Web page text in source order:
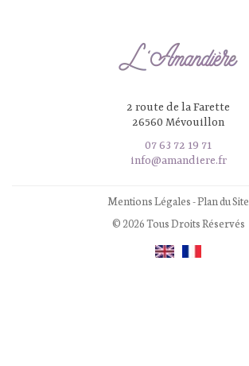
2 route de la Farette
26560 Mévouillon
07 63 72 19 71
info@amandiere.fr
Mentions Légales-Plan du Site
© 2026 Tous Droits Réservés